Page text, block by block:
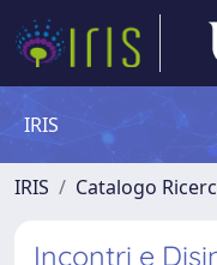
IRIS
IRIS Catalogo
Incontri e